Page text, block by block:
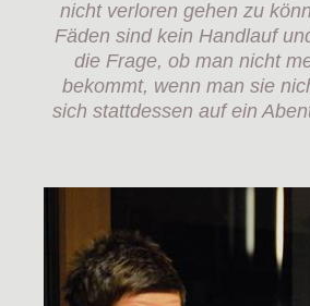
nicht verloren gehen zu
Fäden sind kein Handlauf
die Frage, ob man nicht
bekommt, wenn man sie
sich stattdessen auf ein